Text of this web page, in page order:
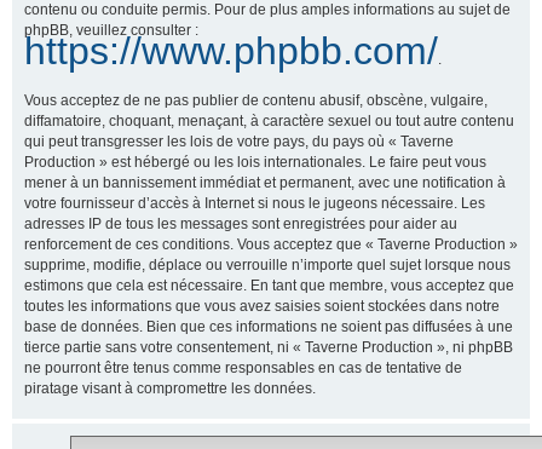
contenu ou conduite permis. Pour de plus amples informations au sujet de
phpBB, veuillez consulter :
https://www.phpbb.com/.
Vous acceptez de ne pas publier de contenu abusif, obscène, vulgaire,
diffamatoire, choquant, menaçant, à caractère sexuel ou tout autre contenu
qui peut transgresser les lois de votre pays, du pays où « Taverne
Production » est hébergé ou les lois internationales. Le faire peut vous
mener à un bannissement immédiat et permanent, avec une notification à
votre fournisseur d’accès à Internet si nous le jugeons nécessaire. Les
adresses IP de tous les messages sont enregistrées pour aider au
renforcement de ces conditions. Vous acceptez que « Taverne Production »
supprime, modifie, déplace ou verrouille n’importe quel sujet lorsque nous
estimons que cela est nécessaire. En tant que membre, vous acceptez que
toutes les informations que vous avez saisies soient stockées dans notre
base de données. Bien que ces informations ne soient pas diffusées à une
tierce partie sans votre consentement, ni « Taverne Production », ni phpBB
ne pourront être tenus comme responsables en cas de tentative de
piratage visant à compromettre les données.